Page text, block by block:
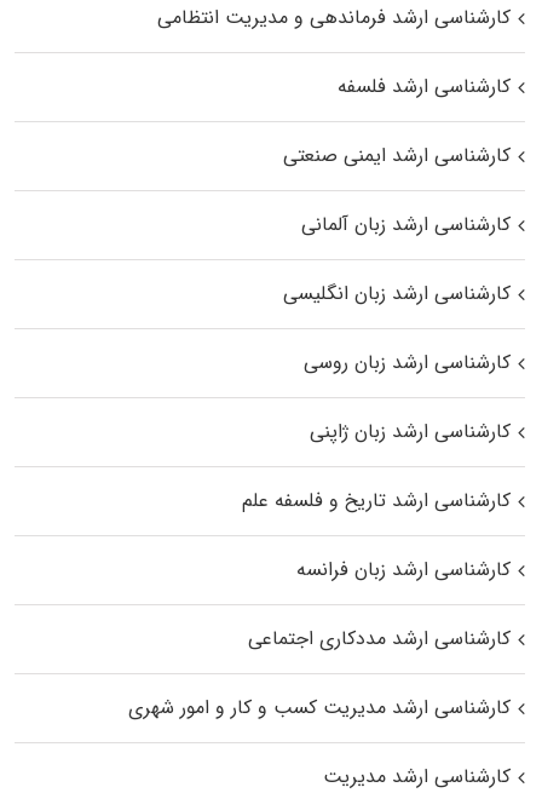
کارشناسی ارشد فرماندهی و مدیریت انتظامی
کارشناسی ارشد فلسفه
کارشناسی ارشد ایمنی صنعتی
کارشناسی ارشد زبان آلمانی
کارشناسی ارشد زبان انگلیسی
کارشناسی ارشد زبان روسی
کارشناسی ارشد زبان ژاپنی
کارشناسی ارشد تاریخ و فلسفه علم
کارشناسی ارشد زبان فرانسه
کارشناسی ارشد مددکاری اجتماعی
کارشناسی ارشد مدیریت کسب و کار و امور شهری
کارشناسی ارشد مدیریت